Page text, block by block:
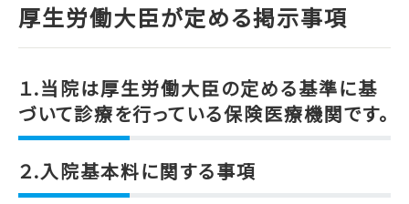
厚生労働大臣が定める掲示事項
１.当院は厚生労働大臣の定める基準に基
づいて診療を行っている保険医療機関です。
２.入院基本料に関する事項